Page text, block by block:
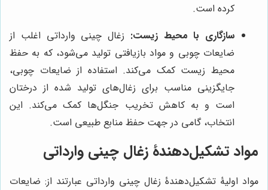
کرده است.
سازگاری با محیط زیست: زغال چینی وارداتی اغلب از
ضایعات چوبی و مواد بازیافتی تولید می‌شود، که به حفظ
محیط زیست کمک می‌کند. استفاده از ضایعات چوبی،
جایگزینی مناسب برای زغال‌های تولید شده از درختان
است و به کاهش تخریب جنگل‌ها کمک می‌کند. این
انتخاب، گامی در جهت حفظ منابع طبیعی است.
مواد تشکیل‌دهندۀ زغال چینی وارداتی
مواد اولیۀ تشکیل‌دهندۀ زغال چینی وارداتی عبارتند از: ضایعات